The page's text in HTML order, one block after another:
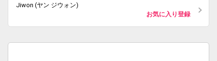
Jiwon (ヤン ジウォン)
お気に入り登録